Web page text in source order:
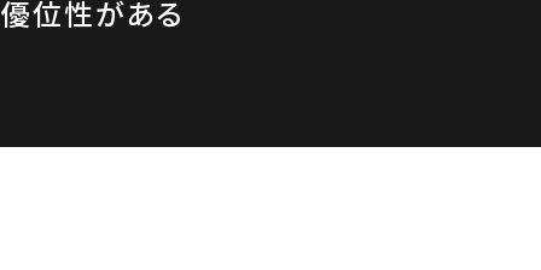
位性がある